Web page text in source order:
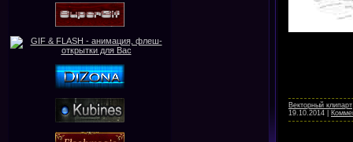
Векторный клипарт
19.10.2014